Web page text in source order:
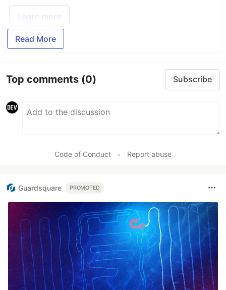
Learn more
Read More
Top comments (0) Subscribe
Code of Conduct • Report abuse
Guardsquare PROMOTED